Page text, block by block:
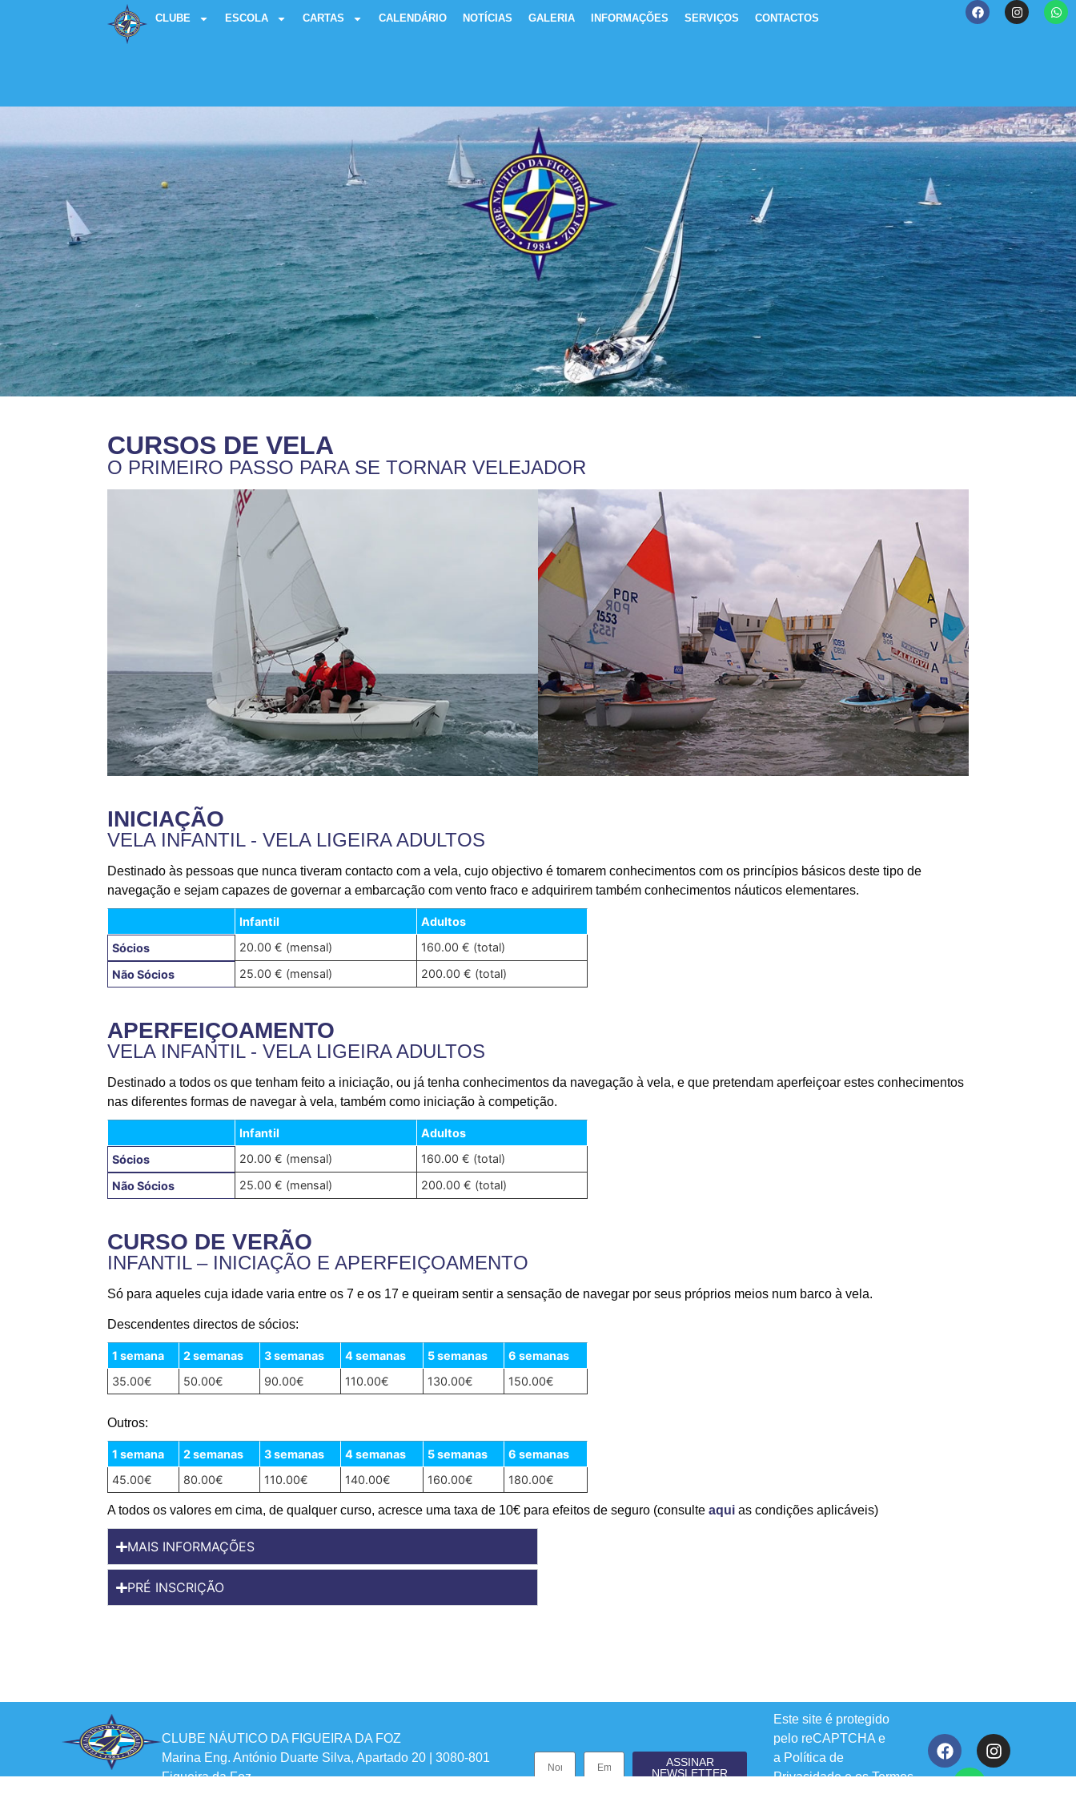
CLUBE ESCOLA CARTAS CALENDÁRIO NOTÍCIAS GALERIA INFORMAÇÕES SERVIÇOS CONTACTOS
CURSOS DE VELA
O PRIMEIRO PASSO PARA SE TORNAR VELEJADOR
INICIAÇÃO
VELA INFANTIL - VELA LIGEIRA ADULTOS
Destinado às pessoas que nunca tiveram contacto com a vela, cujo objectivo é tomarem conhecimentos com os princípios básicos deste tipo de
navegação e sejam capazes de governar a embarcação com vento fraco e adquirirem também conhecimentos náuticos elementares.
Infantil
Adultos
Sócios
20.00 € (mensal)
160.00 € (total)
Não Sócios
25.00 € (mensal) 200.00 € (total)
APERFEIÇOAMENTO
VELA INFANTIL - VELA LIGEIRA ADULTOS
Destinado a todos os que tenham feito a iniciação, ou já tenha conhecimentos da navegação à vela, e que pretendam aperfeiçoar estes conhecimentos
nas diferentes formas de navegar à vela, também como iniciação à competição.
Infantil
Adultos
Sócios
20.00 € (mensal)
160.00 € (total)
Não Sócios
25.00 € (mensal) 200.00 € (total)
CURSO DE VERÃO
INFANTIL – INICIAÇÃO E APERFEIÇOAMENTO
Só para aqueles cuja idade varia entre os 7 e os 17 e queiram sentir a sensação de navegar por seus próprios meios num barco à vela.
Descendentes directos de sócios:
1 semana 2 semanas 3 semanas 4 semanas 5 semanas
6 semanas
35.00€
50.00€ 90.00€ 110.00€ 130.00€ 150.00€
Outros:
1 semana 2 semanas 3 semanas 4 semanas 5 semanas
6 semanas
45.00€
80.00€ 110.00€ 140.00€ 160.00€ 180.00€
A todos os valores em cima, de qualquer curso, acresce uma taxa de 10€ para efeitos de seguro (consulteaqui as condições aplicáveis)
MAIS INFORMAÇÕES
PRÉ INSCRIÇÃO
CLUBE NÁUTICO DA FIGUEIRA DA FOZ
Marina Eng. António Duarte Silva, Apartado 20 | 3080-801
Figueira da Foz
ASSINAR
NEWSLETTER
Este site é protegido
pelo reCAPTCHA e
a Política de
Privacidadee osTermos